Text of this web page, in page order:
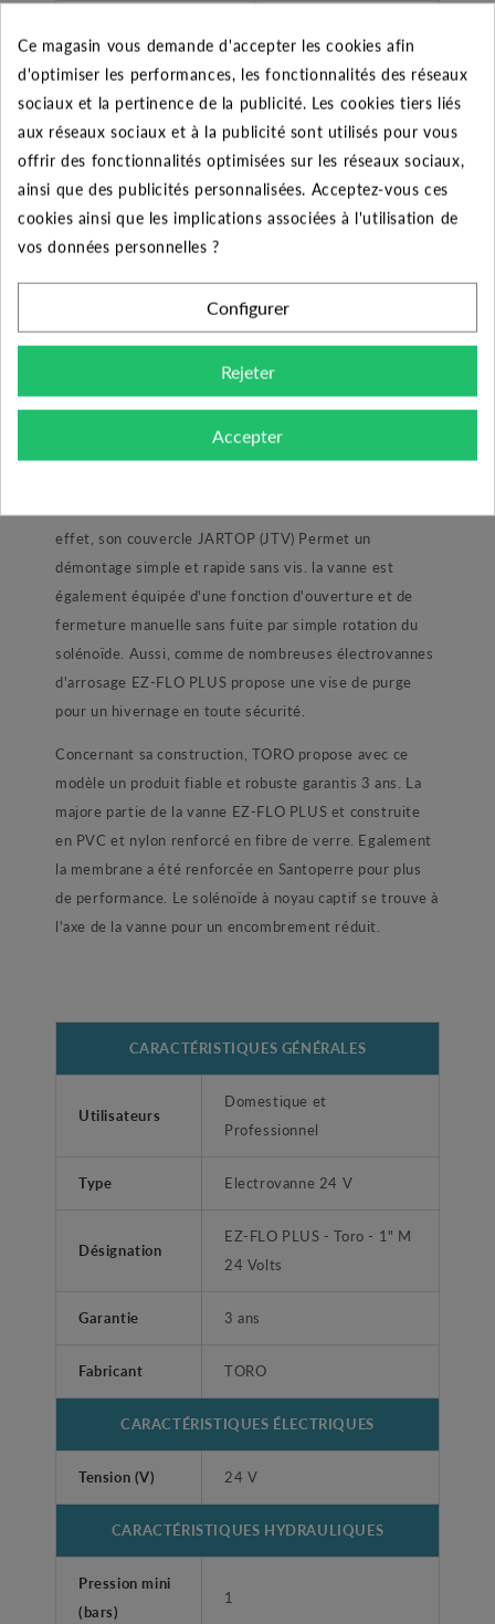
entre axe: 13 cm
Raccordement:
1" Mâle
Le produit :
- Découvrez l'électrovanne d'arrosage EZ-FLO
raccorde électriquement à un programmateur 24 Volts
sur secteur. Son accordement hydraulique s'effectue
par un filetage mâle 1" de chaque coté, cette vanne
dispose d'un entre axes de 130 mm.
La marque TORO propose une électrovanne facile
effet, son couvercle JARTOP (JTV) Permet un
démontage simple et rapide sans vis. la vanne est
également équipée d'une fonction d'ouverture et de
fermeture manuelle sans fuite par simple rotation du
solénoïde. Aussi, comme de nombreuses électrovannes
d'arrosage EZ-FLO PLUS propose une vise de purge
pour un hivernage en toute sécurité.
Concernant sa construction, TORO propose avec ce
modèle un produit fiable et robuste garantis 3 ans. La
majore partie de la vanne EZ-FLO PLUS et construite
en PVC et nylon renforcé en fibre de verre. Egalement
la membrane a été renforcée en Santoperre pour plus
de performance. Le solénoïde à noyau captif se trouve à
l'axe de la vanne pour un encombrement réduit.
CARACTÉRISTIQUES GÉNÉRALES
Utilisateurs
Domestique et
Professionnel
Type Electrovanne 24 V
Désignation
EZ-FLO PLUS - Toro - 1" M
24 Volts
Garantie 3 ans
Fabricant TORO
CARACTÉRISTIQUES ÉLECTRIQUES
Tension (V) 24 V
CARACTÉRISTIQUES HYDRAULIQUES
Pression mini
(bars)
1
Ce magasin vous demande d'accepter les cookies afin
d'optimiser les performances, les fonctionnalités des réseaux
sociaux et la pertinence de la publicité. Les cookies tiers liés
aux réseaux sociaux et à la publicité sont utilisés pour vous
offrir des fonctionnalités optimisées sur les réseaux sociaux,
ainsi que des publicités personnalisées. Acceptez-vous ces
cookies ainsi que les implications associées à l'utilisation de
vos données personnelles ?
Configurer
Rejeter
Accepter